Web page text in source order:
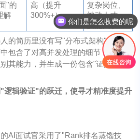
"的
解
高（提升
300%+）
复杂岗位、
被动人才、
技能关联
的简历里没有写"分布式架构"，但如
包含了对高并发处理的细节，AI也能
其能力，并生成一份包含"证据链"的
辑验证"的跃迁，使寻才精准度提升
AI面试官采用了"Rank排名蒸馏技
你们是怎么收费的呢
现在有优惠活动吗